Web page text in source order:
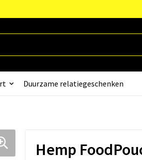
Duurzame relatiegeschenken
Hemp